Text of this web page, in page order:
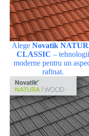
Alege Novatik
CLASSIC – tehnologii
moderne pentru un
rafinat.